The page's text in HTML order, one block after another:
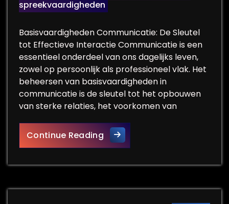
spreekvaardigheden
Basisvaardigheden Communicatie: De Sleutel
tot Effectieve Interactie Communicatie is een
essentieel onderdeel van ons dagelijks leven,
zowel op persoonlijk als professioneel vlak. Het
beheersen van basisvaardigheden in
communicatie is de sleutel tot het opbouwen
van sterke relaties, het voorkomen van
Continue ReadingOntwikkeling van